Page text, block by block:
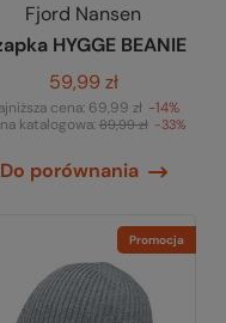
Fjord Nansen
HYGGE BEANIE
59,99 zł
cena: 69,99 zł -14%
katalogowa:89,99 zł -33%
Do porównania
Promocja